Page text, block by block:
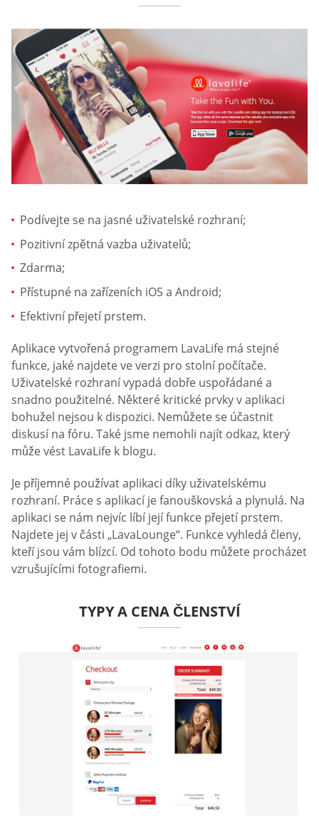
Podívejte se na jasné uživatelské rozhraní;
Pozitivní zpětná vazba uživatelů;
Zdarma;
Přístupné na zařízeních iOS a Android;
Efektivní přejetí prstem.
Aplikace vytvořená programem LavaLife má stejné
funkce, jaké najdete ve verzi pro stolní počítače.
Uživatelské rozhraní vypadá dobře uspořádané a
snadno použitelné. Některé kritické prvky v aplikaci
bohužel nejsou k dispozici. Nemůžete se účastnit
diskusí na fóru. Také jsme nemohli najít odkaz, který
může vést LavaLife k blogu.
Je příjemné používat aplikaci díky uživatelskému
rozhraní. Práce s aplikací je fanouškovská a plynulá. Na
aplikaci se nám nejvíc líbí její funkce přejetí prstem.
Najdete jej v části „LavaLounge“. Funkce vyhledá členy,
kteří jsou vám blízcí. Od tohoto bodu můžete procházet
vzrušujícími fotografiemi.
TYPY A CENA ČLENSTVÍ